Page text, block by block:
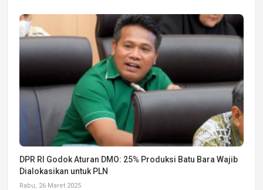
DPR RI Godok Aturan DMO: 25% Produksi Batu Bara Wajib
Dialokasikan untuk PLN
Rabu, 26 Maret 2025